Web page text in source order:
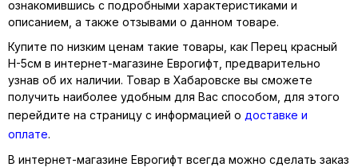
ознакомившись с подробными характеристиками и
описанием, а также отзывами о данном товаре.
Купите по низким ценам такие товары, как Перец красный
H-5см в интернет-магазине Еврогифт, предварительно
узнав об их наличии. Товар в Хабаровске вы сможете
получить наиболее удобным для Вас способом, для этого
перейдите на страницу с информацией о доставке и
оплате.
В интернет-магазине Еврогифт всегда можно сделать заказ